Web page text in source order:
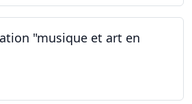
"musique et art en